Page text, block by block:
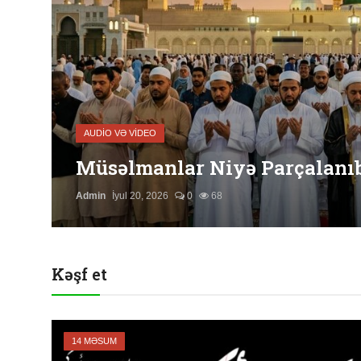
Şübhələrə Cavab
Xəbərlər
Əhkam
Qalereya
AUDIO VƏ VIDEO
Müsəlmanlar Niyə
Admin İyul 20, 2026 0 68
Kəşf et
14 MƏSUM